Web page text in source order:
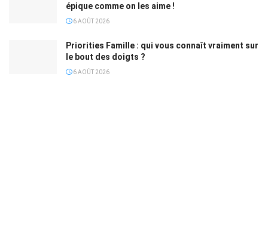
épique comme on les aime !
6 AOÛT 2026
Priorities Famille : qui vous connaît vraiment sur
le bout des doigts ?
6 AOÛT 2026